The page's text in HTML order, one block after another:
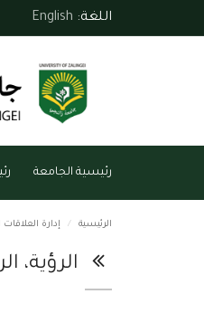
اللغة: English
رئيسية الجامعة
الرئيسية إدارة العلاقات
الرؤية،